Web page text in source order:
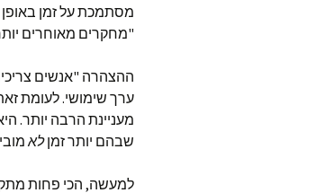
מסתמכת על זמן באופן
"מחקרים מאוחרים
ההצהרה "אנשים
ערך שימושי. לעומת
מעניינת הרבה יותר.
שבהם יותר זמןלא
למעשה, הכי פחות